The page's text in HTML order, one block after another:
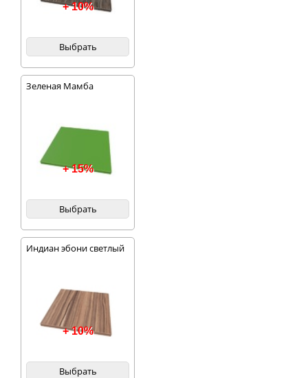
+ 10%
Выбрать
Зеленая Мамба
+ 15%
Выбрать
Индиан эбони светлый
+ 10%
Выбрать